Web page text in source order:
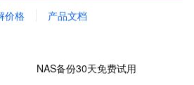
价格 产品文档
NAS备份30天免费试用